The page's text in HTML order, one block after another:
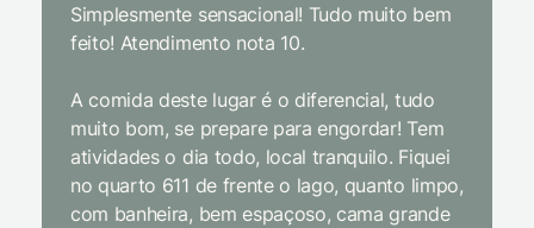
Simplesmente sensacional! Tudo muito bem
feito! Atendimento nota 10.
A comida deste lugar é o diferencial, tudo
muito bom, se prepare para engordar! Tem
atividades o dia todo, local tranquilo. Fiquei
no quarto 611 de frente o lago, quanto limpo,
com banheira, bem espaçoso, cama grande